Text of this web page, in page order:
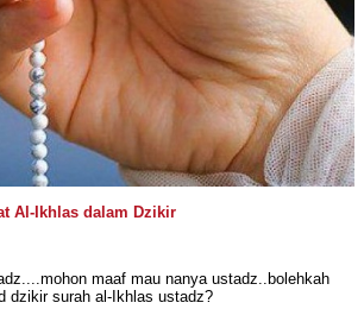
Al-Ikhlas dalam Dzikir
maaf mau nanya ustadz..bolehkah
dzikir surah al-Ikhlas ustadz?